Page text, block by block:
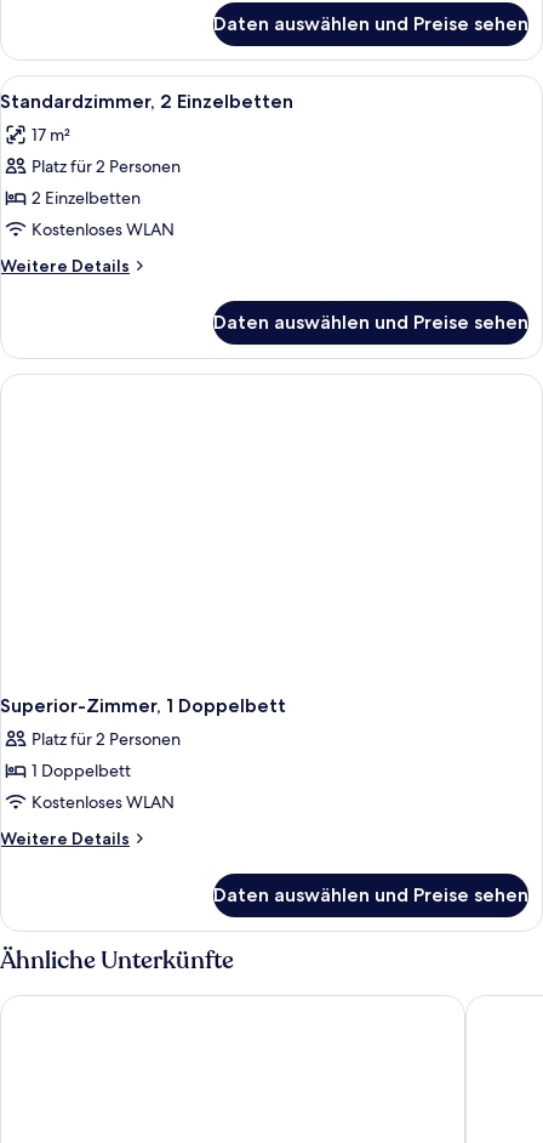
Doppelzimmer,
Doppelbett
Daten auswählen und Preise sehen
Alle
Fotos
für
Standardzimmer,
2 Einzelbetten
anzeigen
Ein Hotelzimmer mit zwei Betten,
4
Standardzimmer, 2 Einzelbetten
17 m²
Platz für 2 Personen
2 Einzelbetten
Kostenloses WLAN
Weitere Details
Weitere
2 Einzelbetten
Daten auswählen und Preise sehen
Superior-Zimmer, 1 Doppelbett
Platz für 2 Personen
1 Doppelbett
Kostenloses WLAN
Weitere Details
Weitere
Zimmer,
1
Doppelbett
Daten auswählen und Preise sehen
Ähnliche Unterkünfte
Hotel Laitau B&B